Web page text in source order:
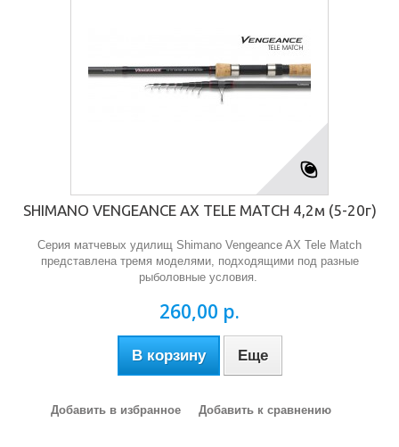
SHIMANO VENGEANCE AX TELE MATCH 4,2м (5-20г)
Серия матчевых удилищ Shimano Vengeance AX Tele Match
представлена тремя моделями, подходящими под разные
рыболовные условия.
260,00 р.
В корзину Еще
Добавить в избранное Добавить к сравнению